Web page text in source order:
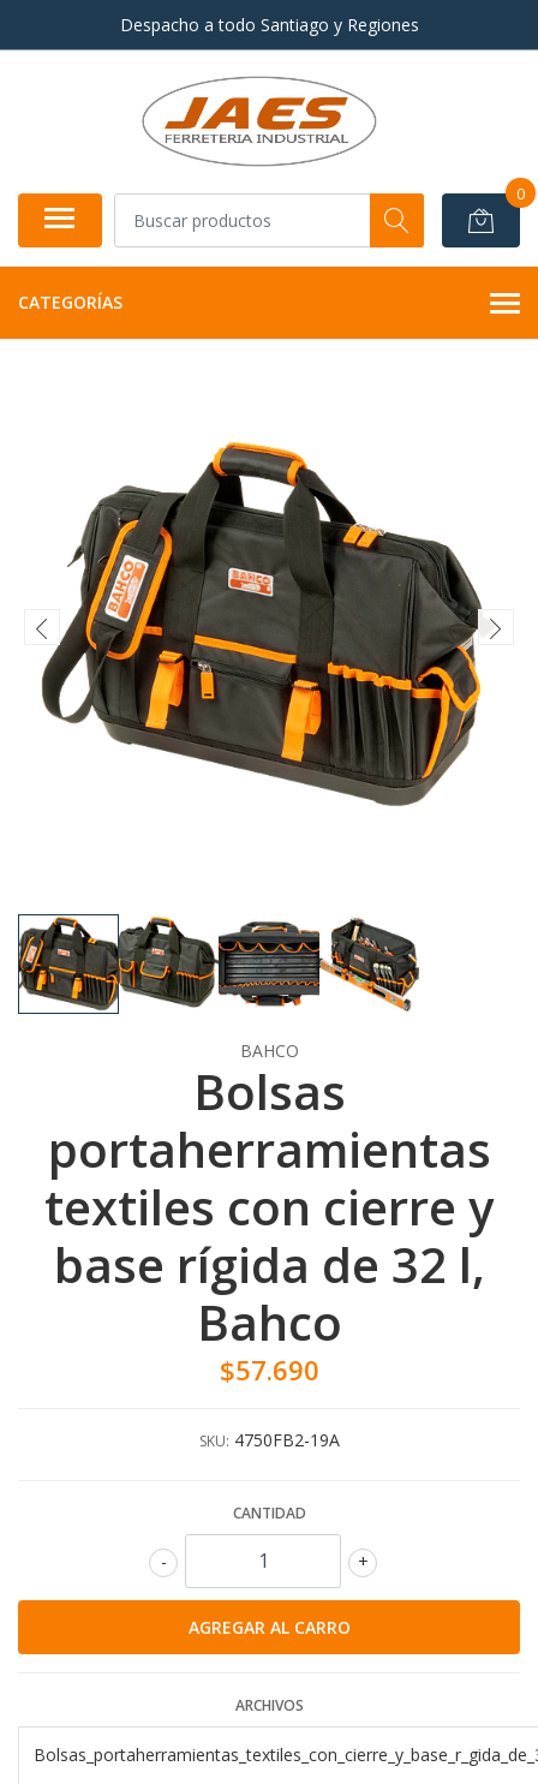
Despacho a todo Santiago y Regiones
0
CATEGORÍAS
BAHCO
Bolsas
portaherramientas
textiles con cierre y
base rígida de 32 l,
Bahco
$57.690
SKU: 4750FB2-19A
CANTIDAD
+
-
ARCHIVOS